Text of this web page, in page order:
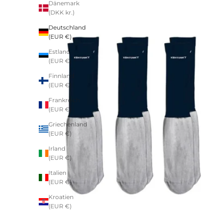
Dänemark
(DKK kr.)
Deutschland
(EUR €)
Estland
(EUR €)
Finnland
(EUR €)
Frankreich
(EUR €)
Griechenland
(EUR €)
Irland
(EUR €)
Italien
(EUR €)
Kroatien
(EUR €)